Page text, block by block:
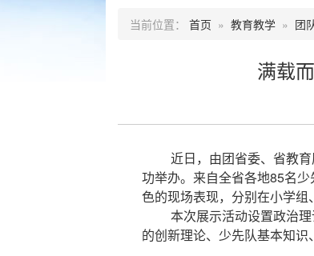
当前位置： 首页 » 教育教学 » 团
满载
近日，由团省委、省教
功举办。来自全省各地85名
色的现场表现，分别在小学组
本次展示活动设置政治
的创新理论、少先队基本知识